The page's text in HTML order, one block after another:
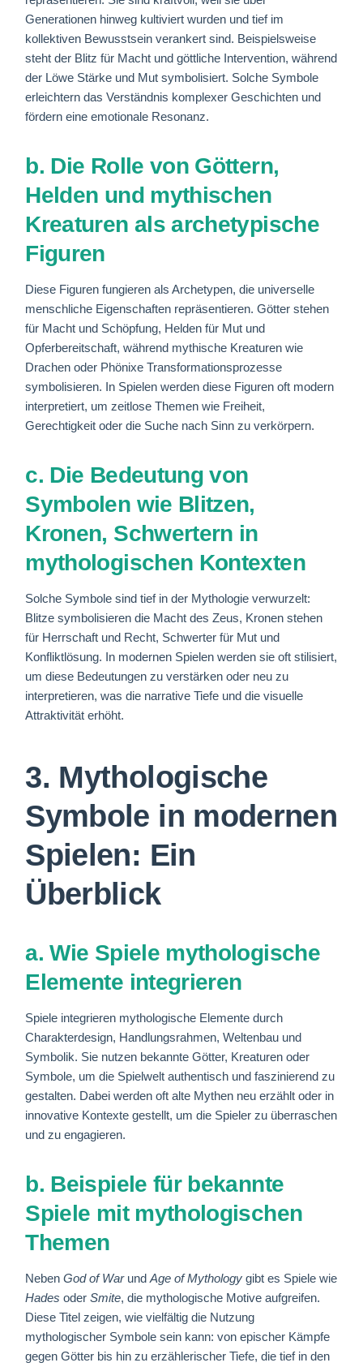
Generationen hinweg kultiviert wurden und tief im
kollektiven Bewusstsein verankert sind. Beispielsweise
steht der Blitz für Macht und göttliche Intervention, während
der Löwe Stärke und Mut symbolisiert. Solche Symbole
erleichtern das Verständnis komplexer Geschichten und
fördern eine emotionale Resonanz.
b. Die Rolle von Göttern,
Helden und mythischen
Kreaturen als archetypische
Figuren
Diese Figuren fungieren als Archetypen, die universelle
menschliche Eigenschaften repräsentieren. Götter stehen
für Macht und Schöpfung, Helden für Mut und
Opferbereitschaft, während mythische Kreaturen wie
Drachen oder Phönixe Transformationsprozesse
symbolisieren. In Spielen werden diese Figuren oft modern
interpretiert, um zeitlose Themen wie Freiheit,
Gerechtigkeit oder die Suche nach Sinn zu verkörpern.
c. Die Bedeutung von
Symbolen wie Blitzen,
Kronen, Schwertern in
mythologischen Kontexten
Solche Symbole sind tief in der Mythologie verwurzelt:
Blitze symbolisieren die Macht des Zeus, Kronen stehen
für Herrschaft und Recht, Schwerter für Mut und
Konfliktlösung. In modernen Spielen werden sie oft stilisiert,
um diese Bedeutungen zu verstärken oder neu zu
interpretieren, was die narrative Tiefe und die visuelle
Attraktivität erhöht.
3. Mythologische
Symbole in modernen
Spielen: Ein
Überblick
a. Wie Spiele mythologische
Elemente integrieren
Spiele integrieren mythologische Elemente durch
Charakterdesign, Handlungsrahmen, Weltenbau und
Symbolik. Sie nutzen bekannte Götter, Kreaturen oder
Symbole, um die Spielwelt authentisch und faszinierend zu
gestalten. Dabei werden oft alte Mythen neu erzählt oder in
innovative Kontexte gestellt, um die Spieler zu überraschen
und zu engagieren.
b. Beispiele für bekannte
Spiele mit mythologischen
Themen
NebenGod of WarundAge of Mythology gibt es Spiele wie
Hades oderSmite, die mythologische Motive aufgreifen.
Diese Titel zeigen, wie vielfältig die Nutzung
mythologischer Symbole sein kann: von epischer Kämpfe
gegen Götter bis hin zu erzählerischer Tiefe, die tief in den